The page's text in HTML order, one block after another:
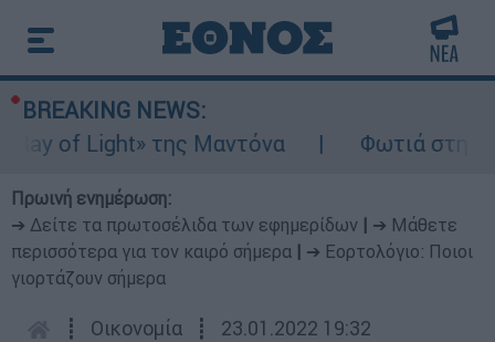
BREAKING NEWS:
of Light» της Μαντόνα
Φωτιά στη
Πρωινή ενημέρωση:
➔ Δείτε τα πρωτοσέλιδα των εφημερίδων
➔ Μάθετε
περισσότερα για τον καιρό σήμερα
➔ Εορτολόγιο: Ποιοι
γιορτάζουν σήμερα
┋ Οικονομία ┋ 23.01.2022 19:32